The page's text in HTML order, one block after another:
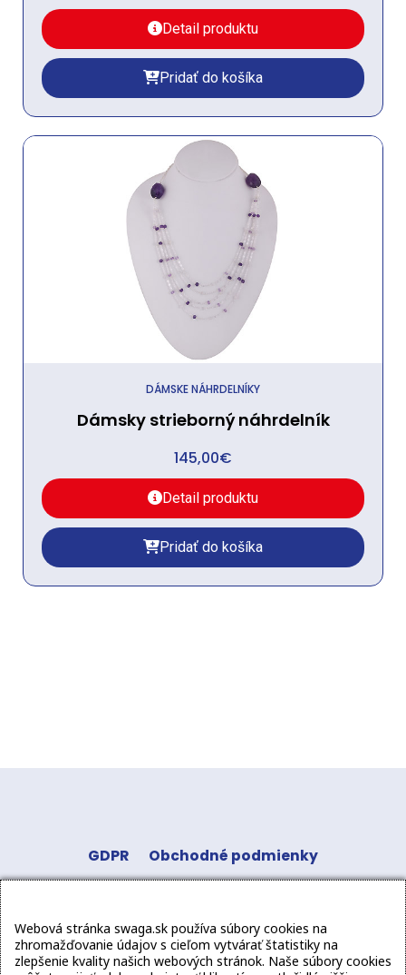
Detail produktu
Pridať do košíka
DÁMSKE NÁHRDELNÍKY
Dámsky strieborný náhrdelník
145,00€
Detail produktu
Pridať do košíka
GDPR Obchodné podmienky
Sledujte
nás:
Webová stránka swaga.sk používa súbory cookies na
zhromažďovanie údajov s cieľom vytvárať štatistiky na
zlepšenie kvality našich webových stránok. Naše súbory cookies